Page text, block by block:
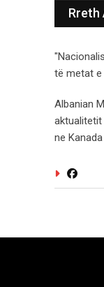
Rreth
të metat e
Albanian
aktualitetit
ne Kanada